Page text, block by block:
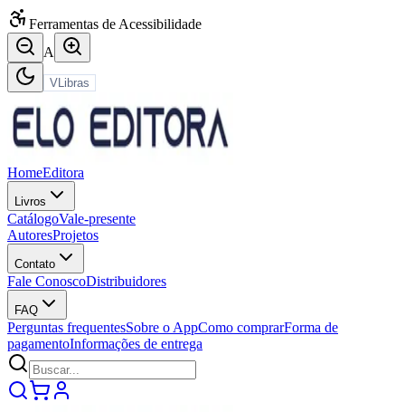
Ferramentas de Acessibilidade
A
VLibras
HomeEditora
Livros
CatálogoVale-presente
AutoresProjetos
Contato
Fale ConoscoDistribuidores
FAQ
Perguntas frequentesSobre o AppComo comprarForma de
pagamentoInformações de entrega